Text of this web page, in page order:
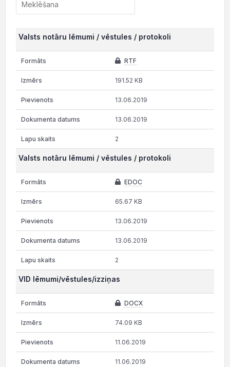
Valsts notāru lēmumi / vēstules / protokoli
RTF
191.52 KB
13.06.2019
13.06.2019
2
Valsts notāru lēmumi / vēstules / protokoli
EDOC
65.67 KB
13.06.2019
13.06.2019
2
VID lēmumi/vēstules/izziņas
DOCX
74.09 KB
11.06.2019
11.06.2019